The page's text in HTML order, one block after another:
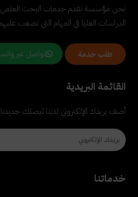
نحن مؤسسة تقدم خدمات البحث العلمي.
الدراسات العليا في المهام التي تصعب
طلب خدمة تواصل عبر
القائمة البريدية
أضف بريدك الإلكتروني لدينا ليصلك جديدنا
خدماتنا